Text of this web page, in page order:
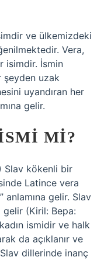
ve ülkemizdeki
Vera,
isimdir. İsmin
şeyden uzak
uyandıran her
gelir.
MI?
Slav kökenli bir
Latince vera
anlamına gelir. Slav
gelir (Kiril: Вера:
ismidir ve halk
da açıklanır ve
dillerinde inanç